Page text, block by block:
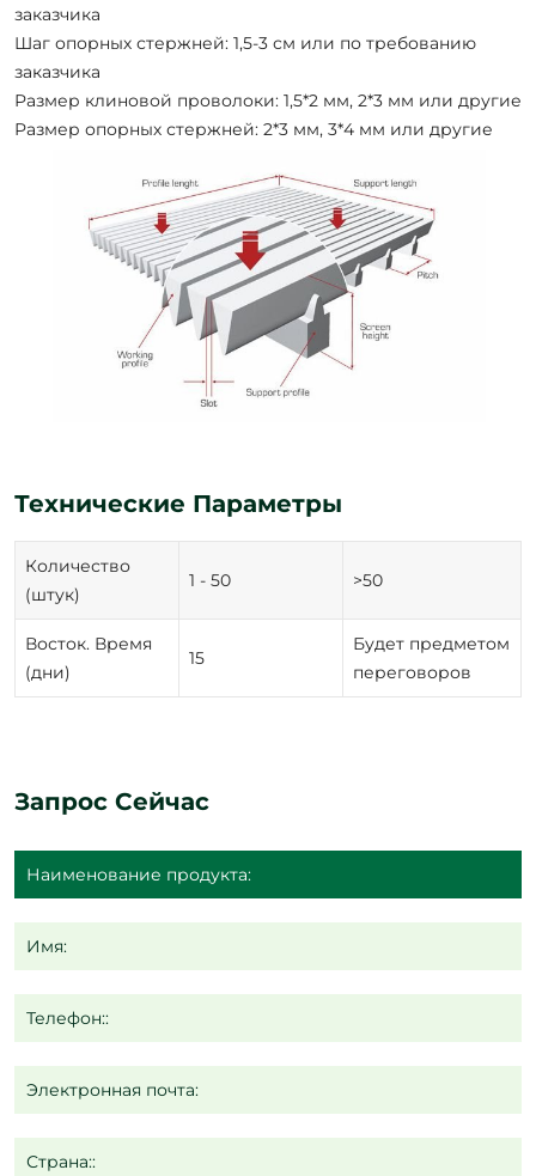
заказчика
Шаг опорных стержней: 1,5-3 см или по требованию
заказчика
Размер клиновой проволоки: 1,5*2 мм, 2*3 мм или другие
Размер опорных стержней: 2*3 мм, 3*4 мм или другие
Технические Параметры
Количество
(штук)
1 - 50 >50
Восток. Время
(дни)
15
Будет предметом
переговоров
Запрос Сейчас
Имя:
Телефон::
Электронная почта:
Страна::